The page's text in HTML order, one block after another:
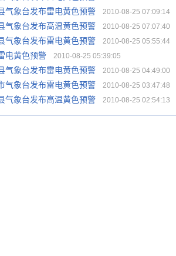
气象台发布雷电黄色预警 2010-08-25 07:09:14
气象台发布高温黄色预警 2010-08-25 07:07:40
气象台发布雷电黄色预警 2010-08-25 05:55:44
电黄色预警 2010-08-25 05:39:05
气象台发布雷电黄色预警 2010-08-25 04:49:00
气象台发布雷电黄色预警 2010-08-25 03:47:48
气象台发布高温黄色预警 2010-08-25 02:54:13